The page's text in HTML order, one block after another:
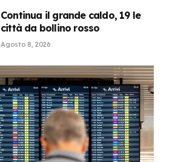
Continua il grande caldo, 19 le
città da bollino rosso
Agosto 8, 2026